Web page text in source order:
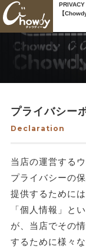
PRIVACY
【
プライバシー
Declaration
当店の運営する
プライバシーの
提供するために
「個人情報」と
が、当店でその
するために様々